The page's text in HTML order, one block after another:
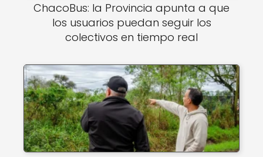
ChacoBus: la Provincia apunta a que
los usuarios puedan seguir los
colectivos en tiempo real